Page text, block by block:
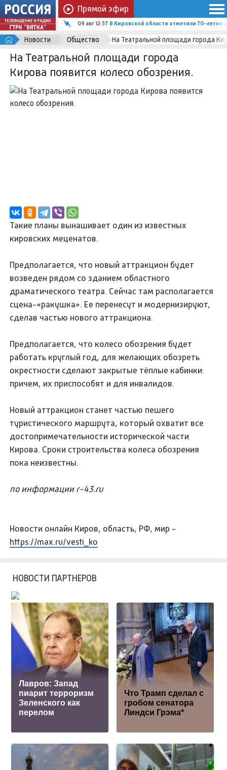
Прямой эфир
09 авг 12:37 В Кировской области отметили 70-летие
Новости Общество На Театральной площади города
На Театральной площади города
Кирова появится колесо обозрения.
Такие планы вынашивает один из известных
кировских меценатов.
Предполагается, что новый аттракцион будет
возведен рядом со зданием областного
драматического театра. Сейчас там располагается
сцена-«ракушка». Ее перенесут и модернизируют,
сделав частью нового аттракциона.
Предполагается, что колесо обозрения будет
работать круглый год, для желающих обозреть
окрестности сделают закрытые тёплые кабинки:
причем, их приспособят и для инвалидов.
Новый аттракцион станет частью пешего
туристического маршрута, который охватит все
достопримечательности исторической части
Кирова. Сроки строительства колеса обозрения
пока неизвестны.
по информации r-43.ru
Новости онлайн Киров, область, РФ, мир -
https://max.ru/vesti_ko
НОВОСТИ ПАРТНЕРОВ
Лавров: Запад
пиарит терроризм
Зеленского как
перелом
Что Трамп сделал с
гробом сенатора
Линдси Грэма*